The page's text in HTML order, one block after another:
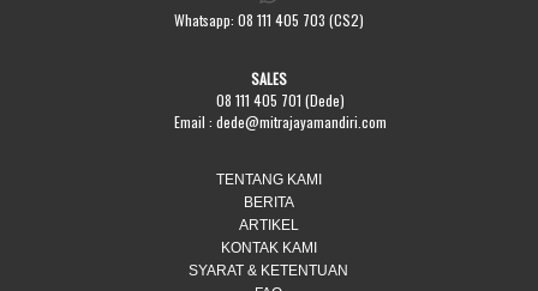
Whatsapp: 08 111 405 703 (CS2)
SALES
08 111 405 701 (Dede)
Email :dede@mitrajayamandiri.com
TENTANG KAMI
BERITA
ARTIKEL
KONTAK KAMI
SYARAT & KETENTUAN